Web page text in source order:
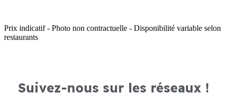
Prix indicatif - Photo non contractuelle - Disponibilité variable selon
restaurants
Suivez-nous sur les réseaux !